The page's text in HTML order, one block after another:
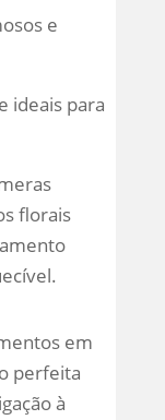
e
ideais para
florais
em
perfeita
à